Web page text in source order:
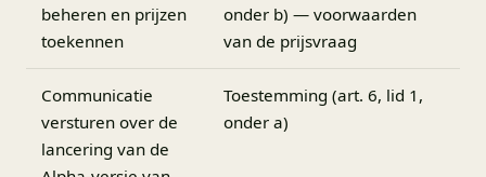
beheren en prijzen
toekennen
onder b) — voorwaarden
van de prijsvraag
Communicatie
versturen over de
lancering van de
Toestemming (art. 6, lid 1,
onder a)